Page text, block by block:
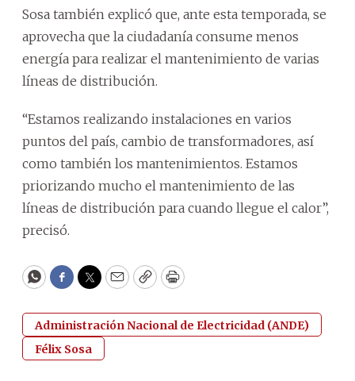
Sosa también explicó que, ante esta temporada, se
aprovecha que la ciudadanía consume menos
energía para realizar el mantenimiento de varias
líneas de distribución.
“Estamos realizando instalaciones en varios
puntos del país, cambio de transformadores, así
como también los mantenimientos. Estamos
priorizando mucho el mantenimiento de las
líneas de distribución para cuando llegue el calor”,
precisó.
WhatsApp
Facebook
Twitter
EmailCopyPrint
Administración Nacional de Electricidad (ANDE)
Félix Sosa